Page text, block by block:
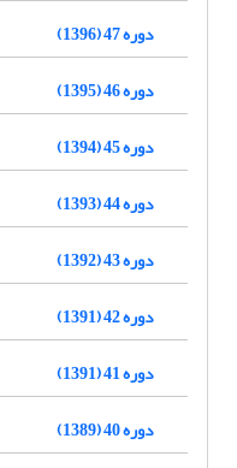
دوره 47 (1396)
دوره 46 (1395)
دوره 45 (1394)
دوره 44 (1393)
دوره 43 (1392)
دوره 42 (1391)
دوره 41 (1391)
دوره 40 (1389)